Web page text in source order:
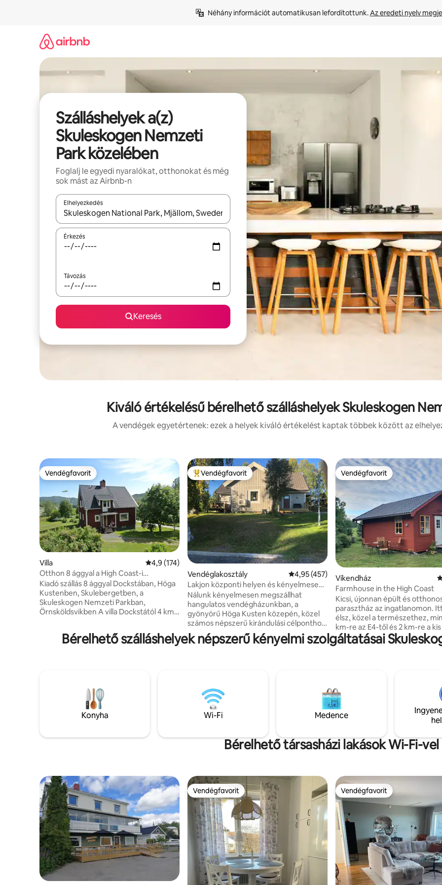
Néhány információt automatikusan lefordítottunk. Az eredeti nyelv
Szálláshelyek a(z)
Skuleskogen Nemzeti
Park közelében
Foglalj le egyedi nyaralókat, otthonokat és még
sok mást az Airbnb-n
Elhelyezkedés
Az eredmények között a felfelé és a lefelé nyíllal navigálhatsz, illetve érintő és lapozó mozdulatokkal is felfedezheted
Érkezés
Távozás
Keresés
Kiváló értékelésű bérelhető szálláshelyek Skuleskogen
A vendégek egyetértenek: ezek a helyek kiváló értékelést kaptak többek között az
Vendégfavorit
Vendégfavorit
Villa Átlagos értékelés: 5/4,9, 174 vélemény
4,9 (174)
Otthon 8 ággyal a High Coast-i
Dockstában
Kiadó szállás 8 ággyal Dockstában, Höga
Kustenben, Skulebergetben, a
Skuleskogen Nemzeti Parkban,
Örnsköldsvikben A villa Dockstától 4 km-
néz; a minimális tartózkodási idő
szárítófunkcióval az alagsorban. Nagy
tévészoba. Nappali kandallóval. 3
hálószoba 8 ággyal. Erkély a felső
emeleten. Ingyenes Wi-Fi. Nagy ingatlan,
grillezéshez és a társasjátékokhoz.
Kiemelt vendégfavorit
Vendégfavorit
Vendéglakosztály Átlagos értékelés: 5/4,95, 457 vélemény
4,95 (457)
Lakjon központi helyen és kényelmesen
a gyönyörű Höga Kustenben!
Nálunk kényelmesen megszállhat
hangulatos vendégházunkban, a
gyönyörű Höga Kusten közepén, közel
számos népszerű kirándulási célponthoz,
strandhoz, túraútvonalhoz, sípályához,
üzlethez, étteremhez, benzinkúthoz.
hálószoba, saját bejárat és saját terasz.
Grill kölcsönözhető. Grillszén és
gyújtófolyadék díj ellenében kapható.
Sajnos nem tarthatunk macskákat a
Ullånger
Vendégfavorit
Vendégfavorit
Víkendház
Farmhouse in the High Coast
Kicsi, újonnan épült és
parasztház az ingatlanomon.
élsz, közel a természethez,
km-re az E4-től és 2 km-re a
bolttól. A ház egy kőhajításnyira
kikötőtől, és teljesen közel van
van Hörsångs havsbad.
olyan gyöngyszemeket is
Rödhällorna, Valkallen, Lövvik,
Fjärdbotten fäbovall és
halászfalu Berghamnben. Itt,
Bérelhető szálláshelyek népszerű kényelmi szolgáltatásai
Konyha Wi-Fi Medence
Bérelhető társasházi lakások Wi-Fi-vel
Vendégfavorit
Vendégfavorit Vendégfavorit
Vendégfavorit